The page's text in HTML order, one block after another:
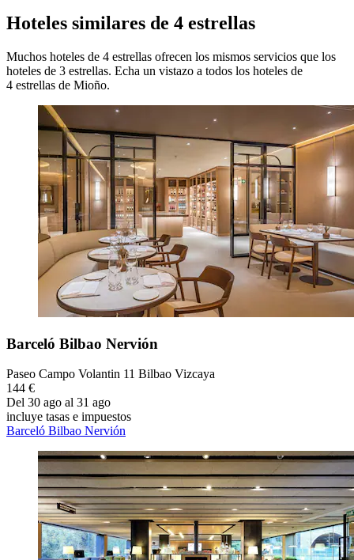
Hoteles similares de 4 estrellas
Muchos hoteles de 4 estrellas ofrecen los mismos servicios que los
hoteles de 3 estrellas. Echa un vistazo a todos los hoteles de
4 estrellas de Mioño.
Barceló Bilbao Nervión
Paseo Campo Volantin 11 Bilbao Vizcaya
144 €
Del 30 ago al 31 ago
incluye tasas e impuestos
Barceló Bilbao Nervión